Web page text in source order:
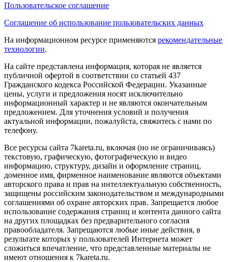
Пользовательское соглашение
Cоглашение об использование пользовательских данных
На информационном ресурсе применяются рекомендательные
технологии.
На сайте представлена информация, которая не является
публичной офертой в соответствии со статьей 437
Гражданского кодекса Российской Федерации. Указанные
цены, услуги и предложения носят исключительно
информационный характер и не являются окончательным
предложением. Для уточнения условий и получения
актуальной информации, пожалуйста, свяжитесь с нами по
телефону.
Все ресурсы сайта 7kareta.ru, включая (но не ограничиваясь)
текстовую, графическую, фотографическую и видео
информацию, структуру, дизайн и оформление страниц,
доменное имя, фирменное наименование являются объектами
авторского права и прав на интеллектуальную собственность,
защищены российским законодательством и международными
соглашениями об охране авторских прав. Запрещается любое
использование содержания страниц и контента данного сайта
на других площадках без предварительного согласия
правообладателя. Запрещаются любые иные действия, в
результате которых у пользователей Интернета может
сложиться впечатление, что представленные материалы не
имеют отношения к 7kareta.ru.